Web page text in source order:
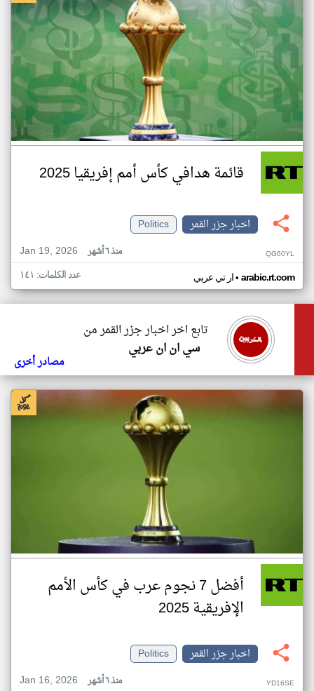
قائمة هدافي كأس أمم إفريقيا 2025
اخبار جزر القمر
Politics
Jan 19, 2026
منذ ٦ أشهر QG60YL
ار تي عربي• arabic.rt.com عدد الكلمات: ١٤١
تابع اخر اخبار جزر القمر من
سي ان ان عربي
مصادر أخرى
أفضل 7 نجوم عرب في كأس الأمم
الإفريقية 2025
اخبار جزر القمر
Politics
Jan 16, 2026
منذ ٦ أشهر YD16SE